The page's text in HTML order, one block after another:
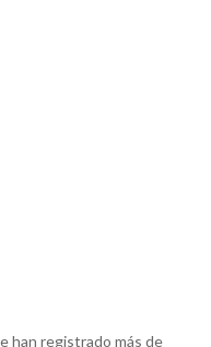
han registrado más de